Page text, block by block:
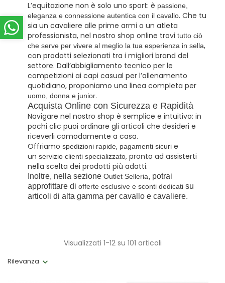
L’equitazione non è solo uno sport: è passione,
eleganza e connessione autentica con il cavallo. Che tu
sia un cavaliere alle prime armi o un atleta
professionista, nel nostro shop online trovi tutto ciò
che serve per vivere al meglio la tua esperienza in sella,
con prodotti selezionati tra i migliori brand del
settore. Dall’abbigliamento tecnico per le
competizioni ai capi casual per l’allenamento
quotidiano, proponiamo una linea completa per
uomo, donna e junior.
Acquista Online con Sicurezza e Rapidità
Navigare nel nostro shop è semplice e intuitivo: in
pochi clic puoi ordinare gli articoli che desideri e
riceverli comodamente a casa.
Offriamo spedizioni rapide, pagamenti sicuri e
un servizio clienti specializzato, pronto ad assisterti
nella scelta dei prodotti più adatti.
Inoltre, nella sezione Outlet Selleria, potrai
approfittare di offerte esclusive e sconti dedicati su
articoli di alta gamma per cavallo e cavaliere.
Rilevanza
Visualizzati 1-12 su 101 articoli